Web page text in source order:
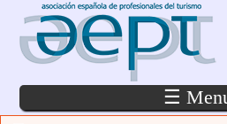
Pasar al contenido principal
☰